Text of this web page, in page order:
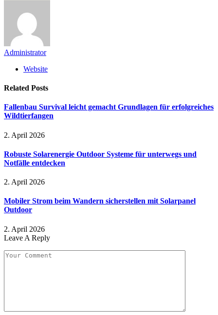
Administrator
Website
Related Posts
Fallenbau Survival leicht gemacht Grundlagen für erfolgreiches
Wildtierfangen
2. April 2026
Robuste Solarenergie Outdoor Systeme für unterwegs und
Notfälle entdecken
2. April 2026
Mobiler Strom beim Wandern sicherstellen mit Solarpanel
Outdoor
2. April 2026
Leave A Reply